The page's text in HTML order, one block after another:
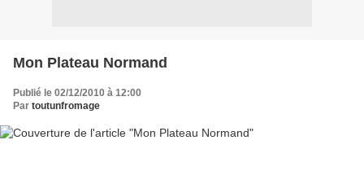
Mon Plateau Normand
Publié le 02/12/2010 à 12:00
Par toutunfromage